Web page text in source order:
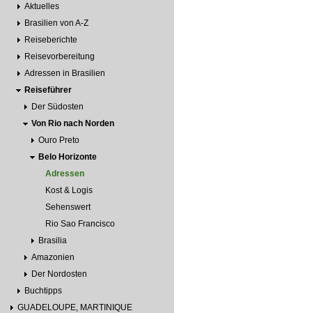
Aktuelles
Brasilien von A-Z
Reiseberichte
Reisevorbereitung
Adressen in Brasilien
Reiseführer
Der Südosten
Von Rio nach Norden
Ouro Preto
Belo Horizonte
Adressen
Kost & Logis
Sehenswert
Rio Sao Francisco
Brasilia
Amazonien
Der Nordosten
Buchtipps
GUADELOUPE, MARTINIQUE